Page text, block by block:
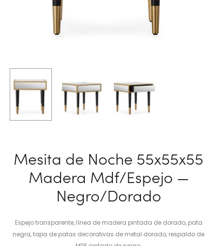
Mesita de Noche 55x55x55
Madera Mdf/Espejo —
Negro/Dorado
Espejo transparente, línea de madera pintada de dorado, pata
negra, tapa de patas decorativas de metal dorado, respaldo de